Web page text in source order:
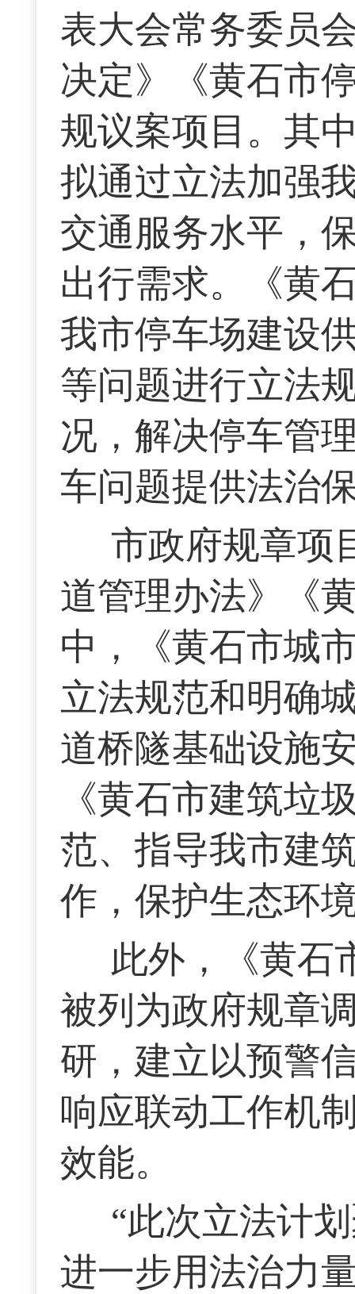
表大会常务委员
决定》《黄石市
规议案项目。其
拟通过立法加强
交通服务水平，
出行需求。《黄
我市停车场建设
等问题进行立法
况，解决停车管
车问题提供法治
市政府规章项
道管理办法》《
中，《黄石市城
立法规范和明确
道桥隧基础设施
《黄石市建筑垃
范、指导我市建
作，保护生态环
此外，《黄石
被列为政府规章
研，建立以预警
响应联动工作机
效能。
“此次立法计
进一步用法治力